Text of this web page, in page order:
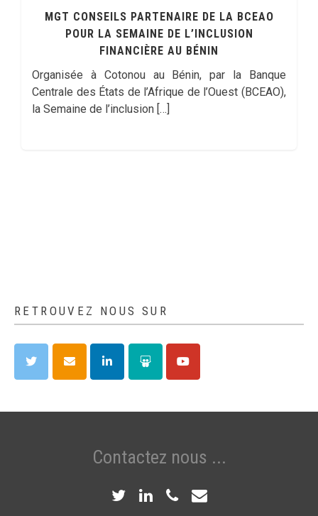
MGT CONSEILS, PARTENAIRE DE LA SENUM
2018
Cette année encore MGT Conseils est partenaire
de la #SENUM2018 – Semaine du numérique au
Bénin. A ce titre, Conrad Gbaguidi, Directeur de
MGT […]
RETROUVEZ NOUS SUR
Contactez nous ...